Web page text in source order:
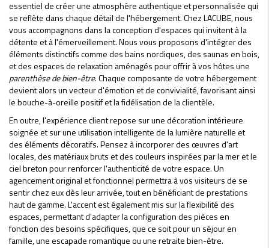
essentiel de créer une atmosphère authentique et personnalisée qui
se reflète dans chaque détail de l'hébergement. Chez LACUBE, nous
vous accompagnons dans la conception d'espaces qui invitent à la
détente et à l'émerveillement. Nous vous proposons d'intégrer des
éléments distinctifs comme des bains nordiques, des saunas en bois,
et des espaces de relaxation aménagés pour offrir à vos hôtes une
parenthèse de bien-être. Chaque composante de votre hébergement
devient alors un vecteur d'émotion et de convivialité, favorisant ainsi
le bouche-à-oreille positif et la fidélisation de la clientèle.
En outre, l'expérience client repose sur une décoration intérieure
soignée et sur une utilisation intelligente de la lumière naturelle et
des éléments décoratifs. Pensez à incorporer des œuvres d'art
locales, des matériaux bruts et des couleurs inspirées par la mer et le
ciel breton pour renforcer l'authenticité de votre espace. Un
agencement original et fonctionnel permettra à vos visiteurs de se
sentir chez eux dès leur arrivée, tout en bénéficiant de prestations
haut de gamme. L'accent est également mis sur la flexibilité des
espaces, permettant d'adapter la configuration des pièces en
fonction des besoins spécifiques, que ce soit pour un séjour en
famille, une escapade romantique ou une retraite bien-être.